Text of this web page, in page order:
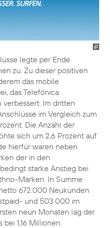
legte per Ende
zu. Zu dieser positiven
das mobile
das Telefónica
Im dritten
im Vergleich zum
Die Anzahl der
sich um 2,6 Prozent auf
hierfür waren neben
der in den
starke Anstieg bei
Marken. In Summe
672.000 Neukunden
und 503.000 im
neun Monaten lag der
1,16 Millionen.